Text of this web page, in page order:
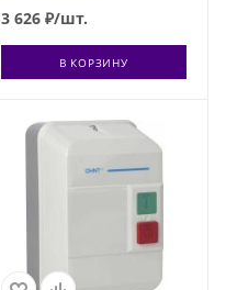
3 626₽/шт.
В КОРЗИНУ